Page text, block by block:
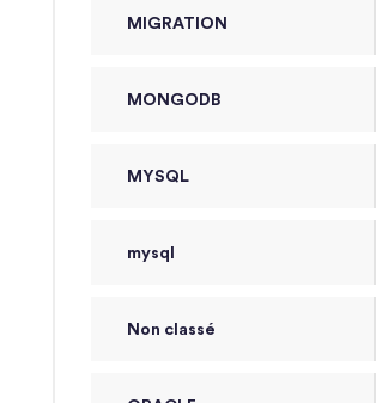
MIGRATION
MONGODB
MYSQL
mysql
Non classé